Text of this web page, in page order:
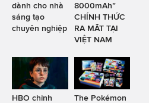
dành cho nhà
sáng tạo
chuyên nghiệp
8000mAh”
CHÍNH THỨC
RA MẮT TẠI
VIỆT NAM
HBO chỉnh
The Pokémon